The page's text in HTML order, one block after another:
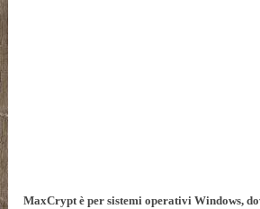
MaxCrypt è per sistemi operativi Windows,